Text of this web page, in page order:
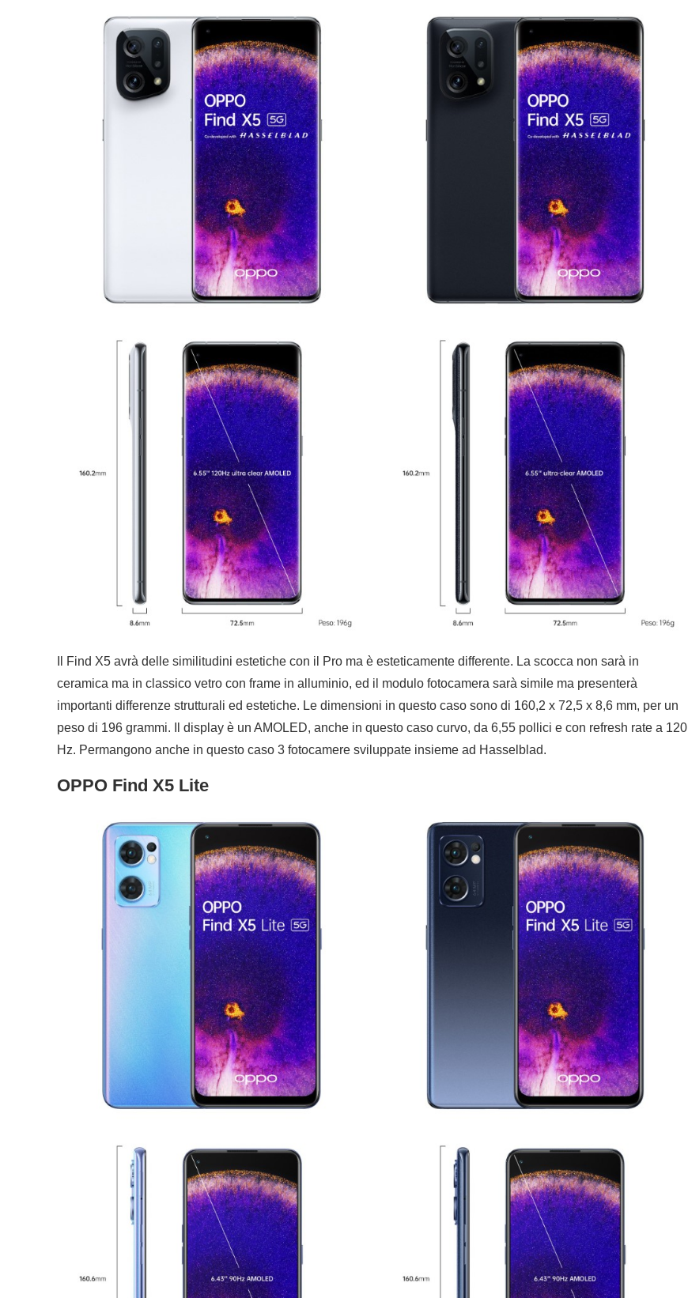
Il Find X5 avrà delle similitudini estetiche con il Pro ma è esteticamente differente. La scocca non sarà in
ceramica ma in classico vetro con frame in alluminio, ed il modulo fotocamera sarà simile ma presenterà
importanti differenze strutturali ed estetiche. Le dimensioni in questo caso sono di 160,2 x 72,5 x 8,6 mm, per un
peso di 196 grammi. Il display è un AMOLED, anche in questo caso curvo, da 6,55 pollici e con refresh rate a 120
Hz. Permangono anche in questo caso 3 fotocamere sviluppate insieme ad Hasselblad.
OPPO Find X5 Lite